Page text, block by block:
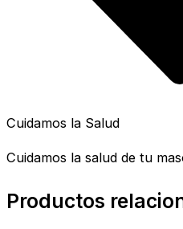
Cuidamos la Salud
Cuidamos la salud de tu
Productos